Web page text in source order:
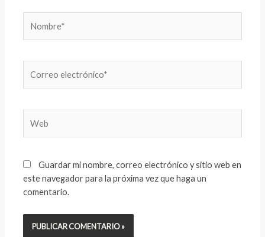
electrónico*
Guardar mi nombre, correo electrónico y sitio web en
este navegador para la próxima vez que haga un
comentario.